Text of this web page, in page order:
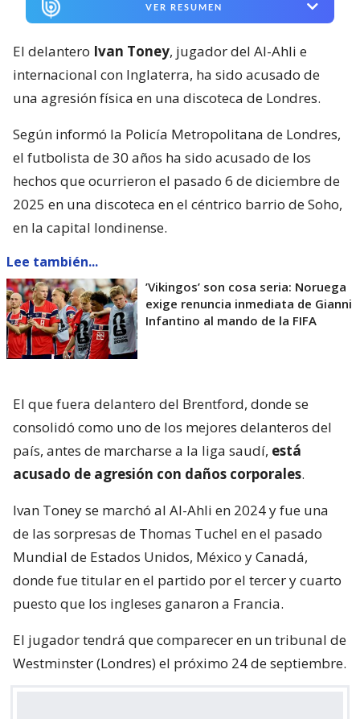
VER RESUMEN
El delantero Ivan Toney, jugador del Al-Ahli e
internacional con Inglaterra, ha sido acusado de
una agresión física en una discoteca de Londres.
Según informó la Policía Metropolitana de Londres,
el futbolista de 30 años ha sido acusado de los
hechos que ocurrieron el pasado 6 de diciembre de
2025 en una discoteca en el céntrico barrio de Soho,
en la capital londinense.
Lee también...
’Vikingos’ son cosa seria: Noruega
exige renuncia inmediata de Gianni
Infantino al mando de la FIFA
El que fuera delantero del Brentford, donde se
consolidó como uno de los mejores delanteros del
país, antes de marcharse a la liga saudí, está
acusado de agresión con daños corporales.
Ivan Toney se marchó al Al-Ahli en 2024 y fue una
de las sorpresas de Thomas Tuchel en el pasado
Mundial de Estados Unidos, México y Canadá,
donde fue titular en el partido por el tercer y cuarto
puesto que los ingleses ganaron a Francia.
El jugador tendrá que comparecer en un tribunal de
Westminster (Londres) el próximo 24 de septiembre.